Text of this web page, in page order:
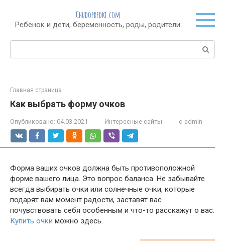
контенту
Chudopredki.com
Ребенок и дети, беременность, роды, родители
Поиск:
Главная страница
Как выбрать форму очков
Опубликовано: 04.03.2021 Интересные сайты c-admin
Форма ваших очков должна быть противоположной
форме вашего лица. Это вопрос баланса. Не забывайте
всегда выбирать очки или солнечные очки, которые
подарят вам момент радости, заставят вас
почувствовать себя особенным и что-то расскажут о вас.
Купить очки можно здесь.